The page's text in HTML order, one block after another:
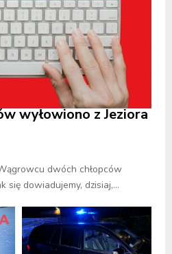
wyłowiono z Jeziora
dwóch chłopców
się dowiadujemy, dzisiaj,...